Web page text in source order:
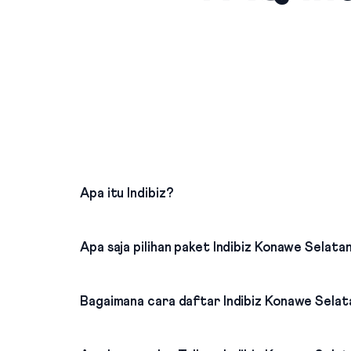
Apa itu Indibiz?
Apa saja pilihan paket Indibiz Konawe
Bagaimana cara daftar Indibiz Konawe